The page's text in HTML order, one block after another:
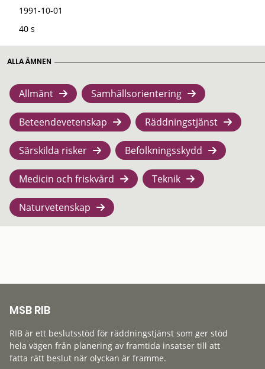
1991-10-01
40 s
ALLA ÄMNEN
Allmänt Samhällsorientering
Beteendevetenskap Räddningstjänst
Särskilda risker Befolkningsskydd
Medicin och friskvård Teknik
Naturvetenskap
MSB RIB
RIB är ett beslutsstöd för räddningstjänst som ger stöd
hela vägen från planering av framtida insatser till att
fatta rätt beslut när olyckan är framme.